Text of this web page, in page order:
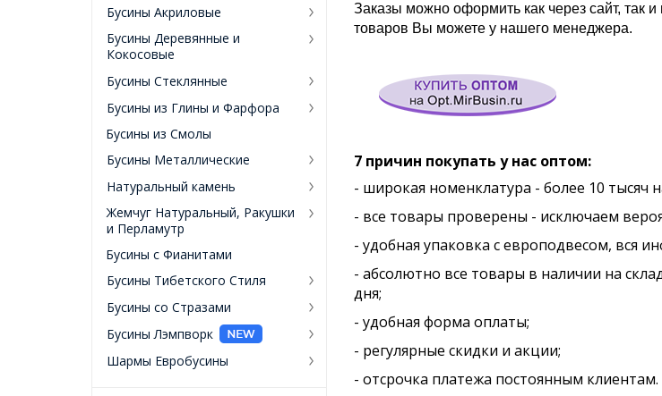
Бусины Акриловые
Бусины Деревянные и
Кокосовые
Бусины Стеклянные
Бусины из Глины и Фарфора
Бусины из Смолы
Бусины Металлические
Натуральный камень
Жемчуг Натуральный, Ракушки
и Перламутр
Бусины с Фианитами
Бусины Тибетского Стиля
Бусины со Стразами
Бусины Лэмпворк
Шармы Евробусины
Заказы можно оформить как через сайт, так
товаров Вы можете у нашего менеджера.
7 причин покупать у нас оптом:
- широкая номенклатура - более 10 тысяч
- все товары проверены - исключаем
- удобная упаковка с европодвесом, вся
- абсолютно все товары в наличии на
дня;
- удобная форма оплаты;
- регулярные скидки и акции;
- отсрочка платежа постоянным клиентам.